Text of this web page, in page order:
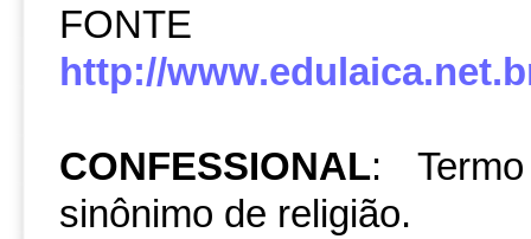
http://
CONFESSIONAL:
sinônimo de religião.